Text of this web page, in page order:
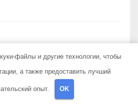
файлы и другие технологии, чтобы
а также предоставить лучший
опыт. OK